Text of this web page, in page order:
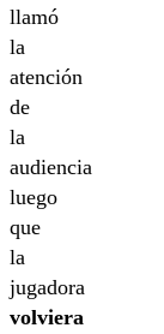
llamó
la
atención
de
la
audiencia
luego
que
la
jugadora
volviera